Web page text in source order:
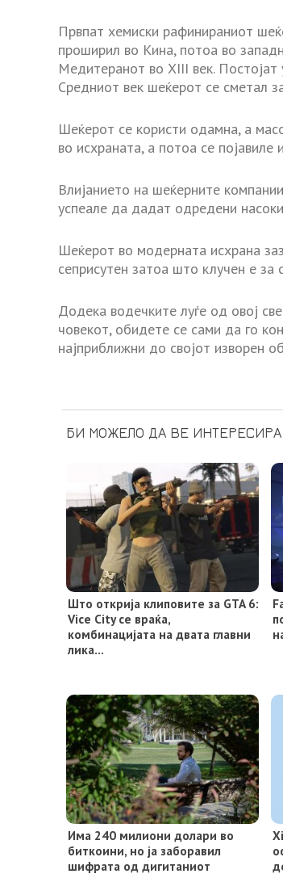
Првпат хемиски рафинираниот
проширил во Кина, потоа во
Медитеранот во XIII век.
Средниот век шеќерот се сметал
Шеќерот се користи одамна, а
во исхраната, а потоа се
Влијанието на шеќерните
успеале да дадат одредени
Шеќерот во модерната исхрана
сеприсутен затоа што клучен е за
Додека водечките луѓе од овој
човекот, обидете се сами да го
најприближни до својот изворен
БИ МОЖЕЛО ДА ВЕ ИНТЕРЕСИРА
Што открија клиповите за GTA 6:
Vice City се враќа,
комбинацијата на двата главни
лика…
Има 240 милиони долари во
биткоини, но ја заборавил
шифрата од дигитаниот